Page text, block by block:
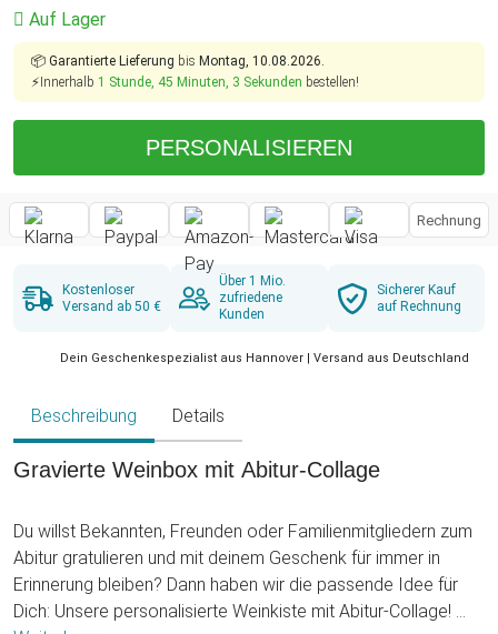
Auf Lager
📦 Garantierte Lieferung bis Montag, 10.08.2026.
⚡Innerhalb 1 Stunde, 45 Minuten, 2 Sekunden bestellen!
PERSONALISIEREN
Rechnung
Kostenloser
Versand ab 50 €
Über 1 Mio.
zufriedene
Kunden
Sicherer Kauf
auf Rechnung
Dein Geschenkespezialist aus Hannover | Versand aus Deutschland
Beschreibung Details
Gravierte Weinbox mit Abitur-Collage
Du willst Bekannten, Freunden oder Familienmitgliedern zum
Abitur gratulieren und mit deinem Geschenk für immer in
Erinnerung bleiben? Dann haben wir die passende Idee für
Dich: Unsere personalisierte Weinkiste mit Abitur-Collage!